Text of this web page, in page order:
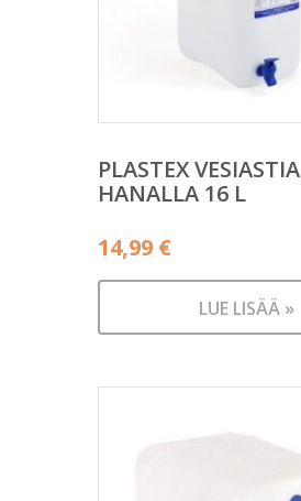
PLASTEX VESIASTIA
HANALLA 16 L
14,99 €
LUE LISÄÄ »